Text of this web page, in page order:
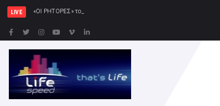
LIVE «ΟΙ ΡΗΤΟΡΕΣ» του Χριστόφορου Χριστοφή